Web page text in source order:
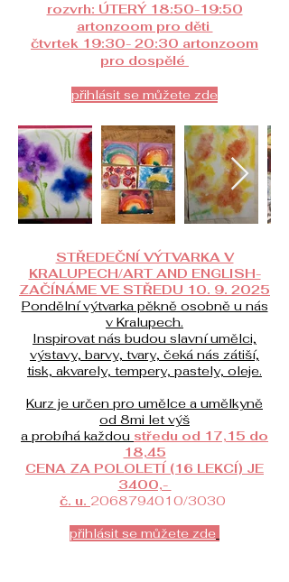
rozvrh: ÚTERÝ 18:50-19:50
artonzoom pro děti
čtvrtek 19:30- 20:30 artonzoom
pro dospělé
přihlásit se můžete zde
STŘEDEČNÍ VÝTVARKA V
KRALUPECH/ART AND ENGLISH-
ZAČÍNÁME VE STŘEDU 10. 9. 2025
Pondělní výtvarka pěkně osobně u nás
v Kralupech.
​Inspirovat nás budou slavní umělci,
výstavy, barvy, tvary, čeká nás zátiší,
tisk, akvarely, tempery, pastely, oleje.
Kurz je určen pro umělce a umělkyně
od 8mi let výš
a probíhá každou středu od 17,15 do
18,45
CENA ZA POLOLETÍ (16 LEKCÍ) JE
3400,-
č. u. 2068794010/3030
přihlásit se můžete zde